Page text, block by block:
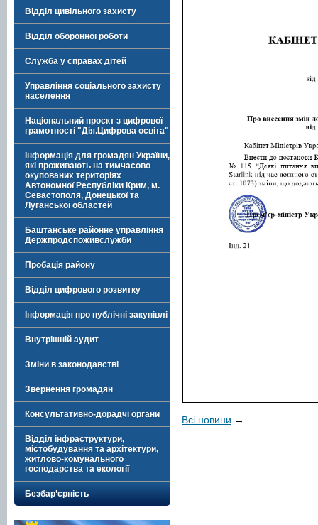
Відділ цивільного захисту
Відділ оборонної роботи
Служба у справах дітей
Управління соціального захисту
населення
Національний проєкт з цифрової
грамотності "Дія.Цифрова освіта"
Інформація для громадян України,
які проживають на тимчасово
окупованих територіях
Автономної Республіки Крим, м.
Севастополя, Донецької та
Луганської областей
Баштанське районне управління
Держпродспоживслужби
Пробація району
Відділ цифрового розвитку
Інформація про публічні закупівлі
Внутрішній аудит
Зміни в законодавстві
Звернення громадян
Консультативно-дорадчі органи
Відділ інфраструктури,
містобудування та архітектури,
житлово-комунального
господарства та екології
Безбар’єрність
Всі новини →